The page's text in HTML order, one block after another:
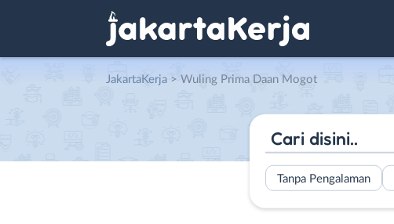
JakartaKerja > Wuling Prima Daan Mogot
Tanpa Pengalaman